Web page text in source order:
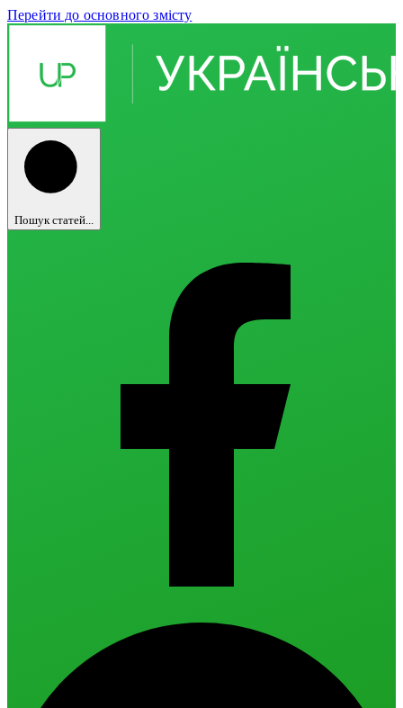
Перейти до основного змісту
Пошук статей...